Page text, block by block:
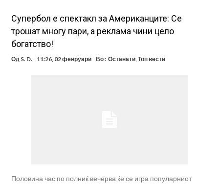
Супербол е спектакл за Американците: Се
трошат многу пари, а реклама чини цело
богатство!
Од S. D. 11:26, 02 февруари Во : Останати, Топ вести
Половина час по полниќ вечерва ќе се игра популарниот